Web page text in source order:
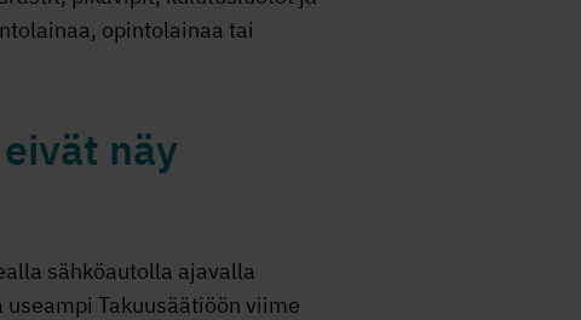
opintolainaa tai
näy
sähköautolla ajavalla
Takuusäätiöön viime